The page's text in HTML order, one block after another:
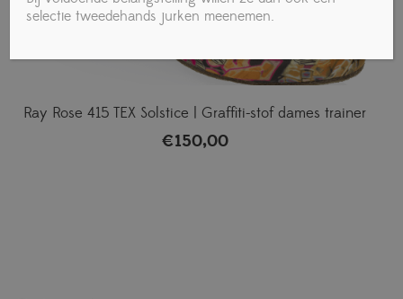
Ray Rose 415 TEX Solstice | Graffiti-stof dames trainer
€150,00
selectie tweedehands jurken meenemen.